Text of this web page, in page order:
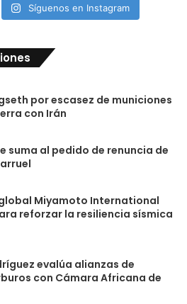
Síguenos en Instagram
por escasez de municiones
con Irán
suma al pedido de renuncia de
Miyamoto International
reforzar la resiliencia sísmica
evalúa alianzas de
con Cámara Africana de